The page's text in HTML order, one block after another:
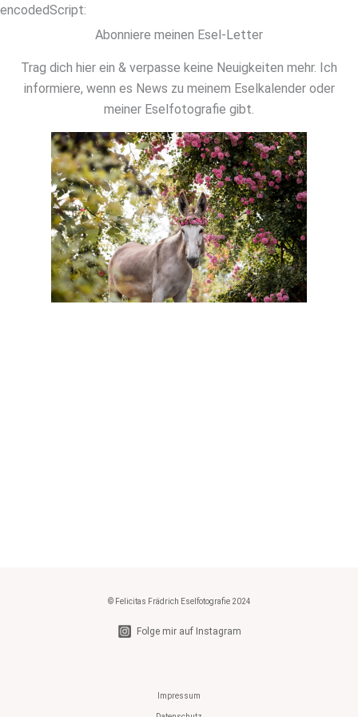
encodedScript:
Inhalt
Abonniere meinen Esel-Letter
Trag dich hier ein & verpasse keine Neuigkeiten mehr. Ich
informiere, wenn es News zu meinem Eselkalender oder
meiner Eselfotografie gibt.
© Felicitas Frädrich Eselfotografie 2024
Folge mir auf Instagram
Impressum